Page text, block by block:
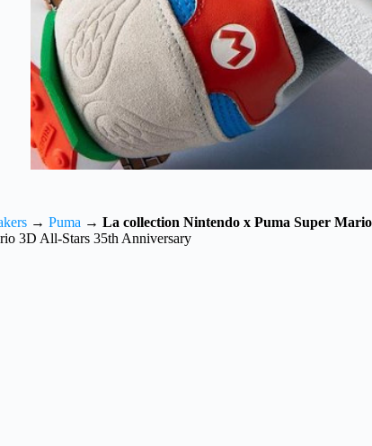
→ Puma → La collection Nintendo x Puma Super
3D All-Stars 35th Anniversary